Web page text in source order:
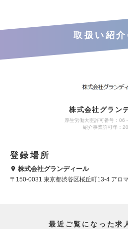
取扱い紹介
株式会社グラン
厚生労働大臣許可番号：06
紹介事業許可年：
登録場所
株式会社グランディール
〒150-0031 東京都渋谷区桜丘町13-4 アロ
最近ご覧になった求